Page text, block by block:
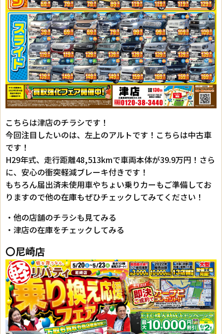
こちらは津店のチラシです！
今回注目したいのは、左上のアルトです！こちらは中古車
です！
H29年式、走行距離48,513kmで車両本体が39.9万円！さら
に、安心の衝突軽減ブレーキ付きです！
もちろん届出済未使用車やちょい乗りカーもご準備してお
りますので他の在庫もぜひチェックしてみてください！
・他の店舗のチラシも見てみる
・津店の在庫をチェックしてみる
〇尼崎店